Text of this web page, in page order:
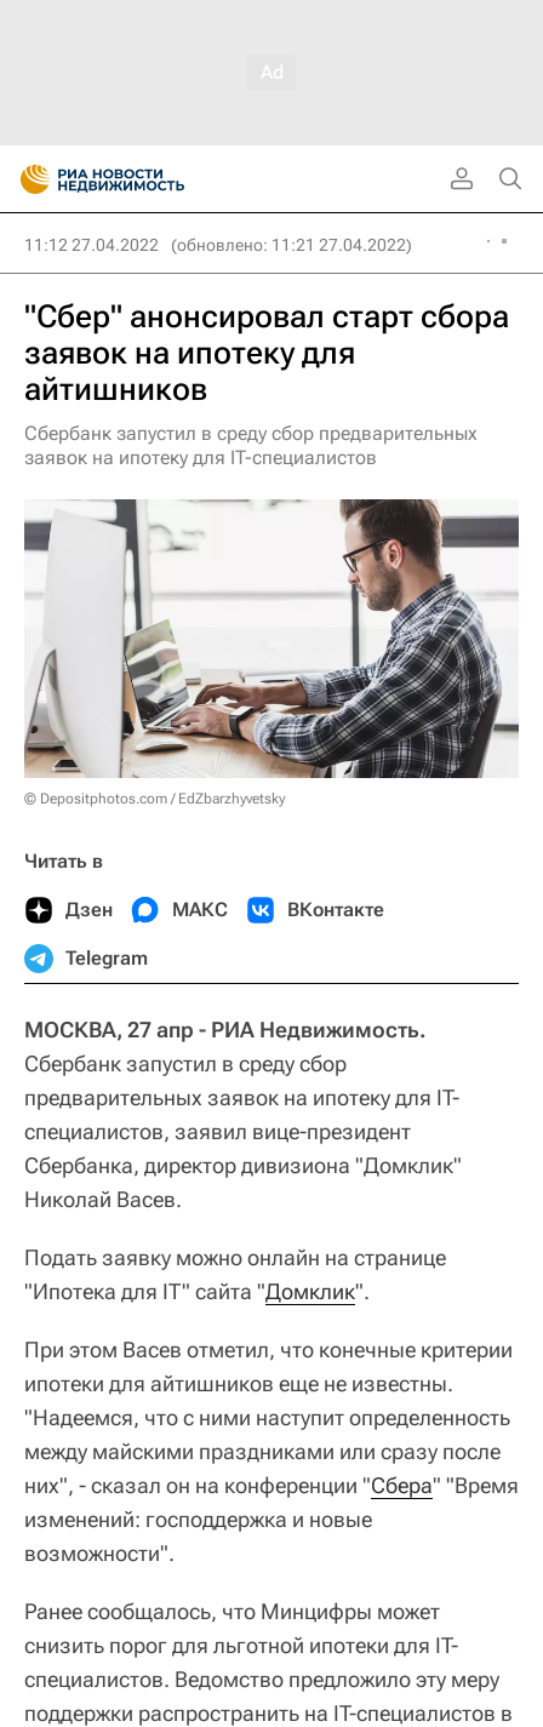
11:12 27.04.2022 (обновлено: 11:21 27.04.2022)
"Сбер" анонсировал старт сбора
заявок на ипотеку для
айтишников
Сбербанк запустил в среду сбор предварительных
заявок на ипотеку для IT-специалистов
© Depositphotos.com / EdZbarzhyvetsky
Читать в
Дзен МАКС ВКонтакте
Telegram
МОСКВА, 27 апр - РИА Недвижимость.
Сбербанк запустил в среду сбор
предварительных заявок на ипотеку для IT-
специалистов, заявил вице-президент
Сбербанка, директор дивизиона "Домклик"
Николай Васев.
Подать заявку можно онлайн на странице
"Ипотека для IT" сайта "Домклик".
При этом Васев отметил, что конечные критерии
ипотеки для айтишников еще не известны.
"Надеемся, что с ними наступит определенность
между майскими праздниками или сразу после
них", - сказал он на конференции "Сбера" "Время
изменений: господдержка и новые
возможности".
Ранее сообщалось, что Минцифры может
снизить порог для льготной ипотеки для IT-
специалистов. Ведомство предложило эту меру
поддержки распространить на IT-специалистов в